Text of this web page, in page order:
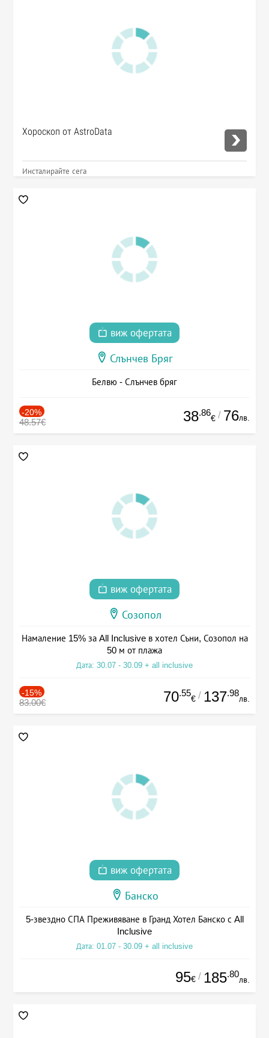
Хороскоп от AstroData
Инсталирайте сега
виж офертата
Слънчев Бряг
Белвю - Слънчев бряг
-20%
48.57€ 38.86
€ / 76лв.
виж офертата
Созопол
Намаление 15% за All Inclusive в хотел Съни, Созопол на
50 м от плажа
Дата: 30.07 - 30.09 + all inclusive
-15%
83.00€ 70.55
€ / 137.98
лв.
виж офертата
Банско
5-звездно СПА Преживяване в Гранд Хотел Банско с All
Inclusive
Дата: 01.07 - 30.09 + all inclusive
95€ / 185.80
лв.